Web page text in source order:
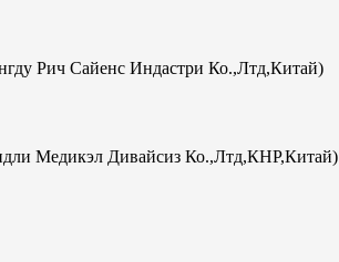
Рич Сайенс Индастри Ко.,Лтд,Китай)
Медикэл Дивайсиз Ко.,Лтд,КНР,Китай)